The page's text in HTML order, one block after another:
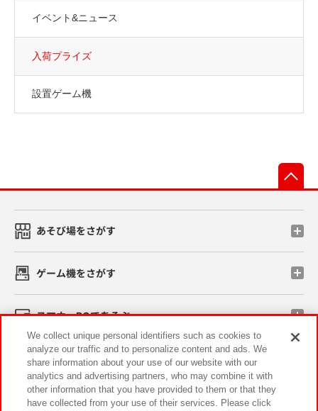
イベント&ニュース
入荷プライズ
設置ゲーム機
あそび場をさがす
ゲーム機をさがす
スマホ・PCであそぶ
イベント・キャンペーン
We collect unique personal identifiers such as cookies to
analyze our traffic and to personalize content and ads. We
share information about your use of our website with our
analytics and advertising partners, who may combine it with
other information that you have provided to them or that they
have collected from your use of their services. Please click